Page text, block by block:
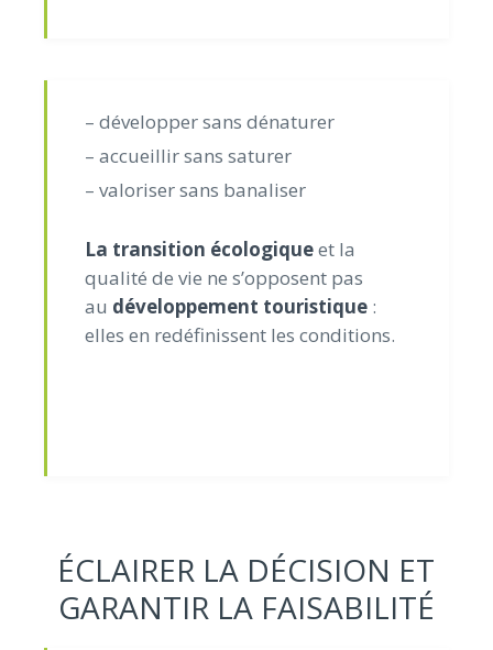
– développer sans dénaturer
– accueillir sans saturer
– valoriser sans banaliser
La transition écologiqueet la
qualité de vie ne s’opposent pas
au développement touristique :
elles en redéfinissent les conditions.
ÉCLAIRER LA DÉCISION ET
GARANTIR LA FAISABILITÉ